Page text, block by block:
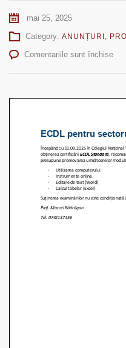
mai 25, 2025
Category: ANUNȚURI ,
Comentariile sunt închise